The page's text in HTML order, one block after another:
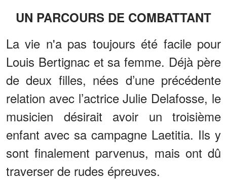
UN PARCOURS DE COMBATTANT
La vie n'a pas toujours été facile pour
Louis Bertignac et sa femme. Déjà père
de deux filles, nées d’une précédente
relation avec l’actrice Julie Delafosse, le
musicien désirait avoir un troisième
enfant avec sa campagne Laetitia. Ils y
sont finalement parvenus, mais ont dû
traverser de rudes épreuves.